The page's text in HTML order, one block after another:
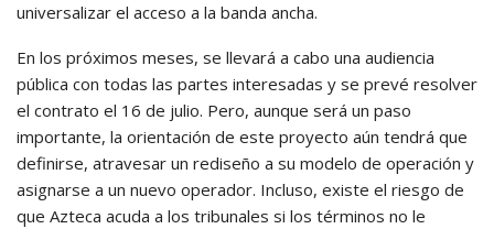
universalizar el acceso a la banda ancha.
En los próximos meses, se llevará a cabo una audiencia
pública con todas las partes interesadas y se prevé resolver
el contrato el 16 de julio. Pero, aunque será un paso
importante, la orientación de este proyecto aún tendrá que
definirse, atravesar un rediseño a su modelo de operación y
asignarse a un nuevo operador. Incluso, existe el riesgo de
que Azteca acuda a los tribunales si los términos no le